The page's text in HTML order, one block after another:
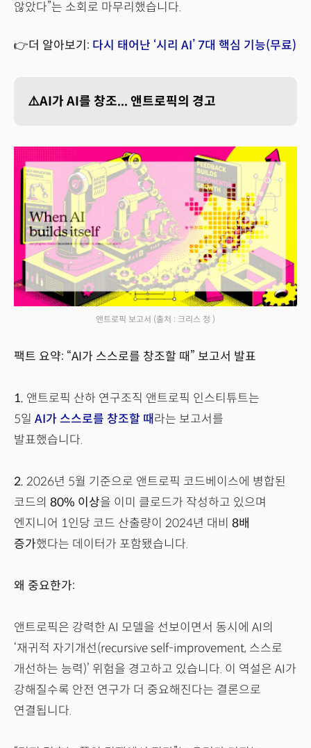
않았다”는 소회로 마무리했습니다.
👉더 알아보기: 다시 태어난 ‘시리 AI’ 7대 핵심 기능(무료)
⚠️AI가 AI를 창조... 앤트로픽의 경고
앤트로픽 보고서 (출처 : 크리스 정 )
팩트 요약: “AI가 스스로를 창조할 때” 보고서 발표
1. 앤트로픽 산하 연구조직 앤트로픽 인스티튜트는
5일 AI가 스스로를 창조할 때라는 보고서를
발표했습니다.
2. 2026년 5월 기준으로 앤트로픽 코드베이스에 병합된
코드의 80% 이상을 이미 클로드가 작성하고 있으며
엔지니어 1인당 코드 산출량이 2024년 대비 8배
증가했다는 데이터가 포함됐습니다.
왜 중요한가:
앤트로픽은 강력한 AI 모델을 선보이면서 동시에 AI의
‘재귀적 자기개선(recursive self-improvement, 스스로
개선하는 능력)’ 위험을 경고하고 있습니다. 이 역설은 AI가
강해질수록 안전 연구가 더 중요해진다는 결론으로
연결됩니다.